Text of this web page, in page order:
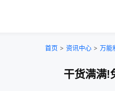
首页 > 资讯中心 > 万能
干货满满!